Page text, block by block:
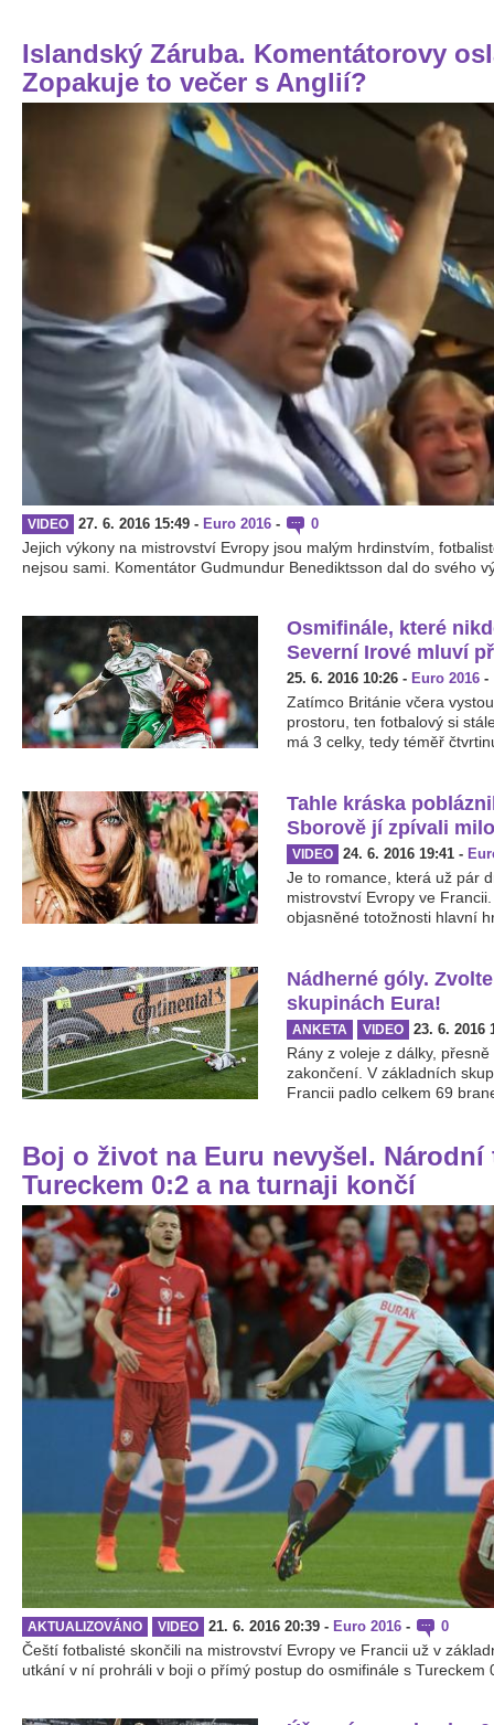
Islandský Záruba. Komentátorovy
Zopakuje to večer s Anglií?
VIDEO 27. 6. 2016 15:49 - Euro 2016 - 0
Jejich výkony na mistrovství Evropy jsou malým hrdinstvím,
nejsou sami. Komentátor Gudmundur Benediktsson dal do svého
Osmifinále, které
Severní Irové mluví
25. 6. 2016 10:26 - Euro 2016 -
Zatímco Británie včera
prostoru, ten fotbalový si
má 3 celky, tedy téměř
Tahle kráska
Sborově jí zpívali
VIDEO 24. 6. 2016 19:41 -
Je to romance, která už pár
mistrovství Evropy ve
objasněné totožnosti hlavní
Nádherné góly.
skupinách Eura!
ANKETA VIDEO 23. 6. 2016
Rány z voleje z dálky,
zakončení. V základních
Francii padlo celkem 69
Boj o život na Euru nevyšel.
Tureckem 0:2 a na turnaji končí
AKTUALIZOVÁNO VIDEO 21. 6. 2016 20:39 - Euro 2016 - 0
Čeští fotbalisté skončili na mistrovství Evropy ve Francii už v
utkání v ní prohráli v boji o přímý postup do osmifinále s Tureckem